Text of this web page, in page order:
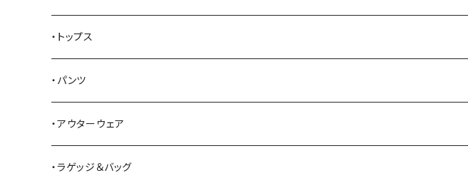
AKER
Alden
ALFONSO'S OF HOLLYWOOD LEATHER
All American Khakis
・トップス
Tシャツ
シャツ
ベスト
・パンツ
ジーンズ
ワークパンツ
・アウターウェア
コート
・ラゲッジ＆バッグ